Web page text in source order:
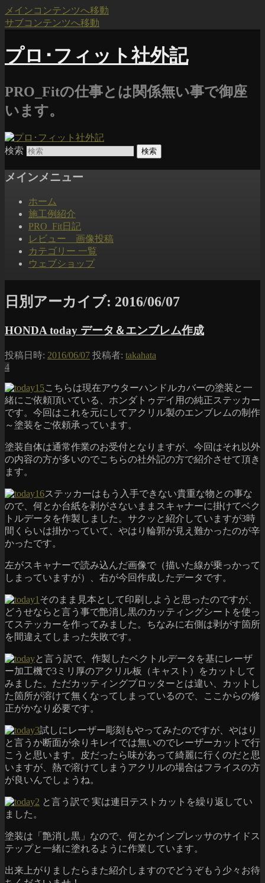
メインコンテンツへ移動
サブコンテンツへ移動
プロ･フィット社外記
PRO_Fitの仕事とは関係無い事で御座
います。
検索
メインメニュー
ホーム
施工例紹介
PRO_Fit日記
レビュー 画像投稿
カテゴリー 一覧
ウェブショップ
日別アーカイブ: 2016/06/07
HONDA today データ＆エンブレム作成
投稿日時: 2016/06/07 投稿者: takahata
4
こちらは現在アウターハンドルカバーの塗装と一
緒にご依頼頂いている、ホンダトゥデイ用の純正ステッカー
です。今回はこれを元にしてアクリル製のエンブレムの制作
～塗装をご依頼承っています。
塗装自体は通常作業のお受付となりますが、今回はそれ以外
の内容の方が多いのでこちらの社外記の方で紹介させて頂き
ます。
ステッカーはもう入手できない貴重な物との事な
ので、何とか台紙を剥がさないままスキャナーに掛けてベク
トルデータを作製しました。サクッと紹介していますが3時
間くらいは掛かっていて、やはり輪郭が見え難かったのが辛
かったです。
左がスキャナーで読み込んだ画像で（描いた線が乗っかって
しまっていますが）、右が今回作成したデータです。
そのまま見本として印刷しようと思ったのですが、
どうせならと言う事で艶消し黒のカッティングシートを使っ
てステッカーを作ってみました。ちなみに右側は剥がす箇所
を間違えてしまった失敗です。
と言う訳で、作製したベクトルデータを基にレーザ
ー加工機で3ミリ厚のアクリル板（キャスト）をカットして
みました。ただカッティングプロッターとは違い、カットし
た箇所が溶けて無くなってしまっているので、ここからの修
正がかなり必要です。
試しにレーザー彫刻もやってみたのですが、やはり
と言うか断面が余りキレイでは無いのでレーザーカットで行
こうと思います。皮だったら味があって綺麗に行くのだと思
いますが、熱で溶けてしまうアクリルの場合はフライスの方
が良いんでしょうね。
と言う訳で 実は連日テストカットを繰り返してい
ました。
塗装は「艶消し黒」なので、何とかインプレッサのサイドス
テップと一緒に塗れるように作業しています。
出来上がりましたらまた紹介しますのでどうぞもう少々お待